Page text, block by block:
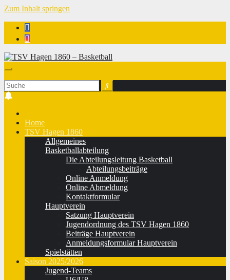
Zum Inhalt springen
Home
TSV Hagen 1860
Allgemeines
Basketballabteilung
Die Abteilungsleitung Basketball
Abteilungsbeiträge
Online Anmeldung
Online Abmeldung
Kontaktformular
Hauptverein
Satzung Hauptverein
Jugendordnung des TSV Hagen 1860
Beiträge Hauptverein
Anmeldungsformular Hauptverein
Spielstätten
Saison 2025/2026
Jugend-Teams